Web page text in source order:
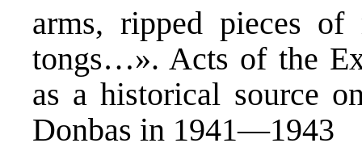
arms, ripped pieces
tongs…». Acts of the
as a historical source
Donbas in 1941—1943